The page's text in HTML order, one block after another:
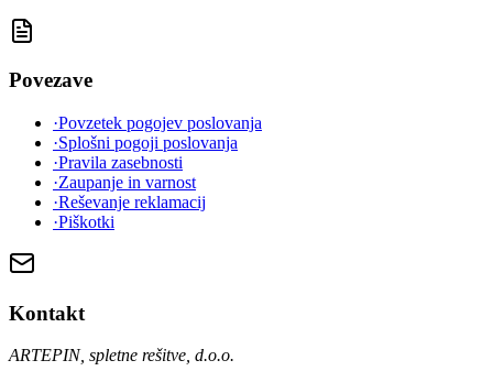
Povezave
·Povzetek pogojev poslovanja
·Splošni pogoji poslovanja
·Pravila zasebnosti
·Zaupanje in varnost
·Reševanje reklamacij
·Piškotki
Kontakt
ARTEPIN, spletne rešitve, d.o.o.